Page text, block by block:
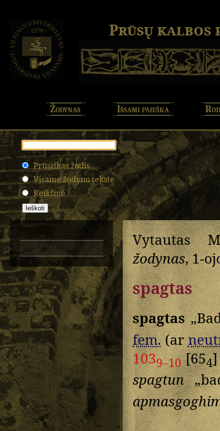
Prūsų kalbos
Žodynas Išsami paieška
Prūsiškas žodis
Visame žodyno tekste
Reikšmė
Vytautas
žodynas, 1-
spagtas
spagtas
fem.(ar
1039–10[654
spagtun